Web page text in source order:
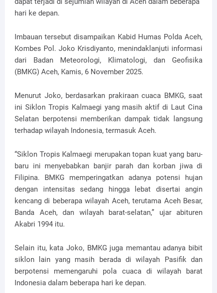
hari ke depan.
Imbauan tersebut disampaikan Kabid Humas Polda Aceh,
Kombes Pol. Joko Krisdiyanto, menindaklanjuti informasi
dari Badan Meteorologi, Klimatologi, dan Geofisika
(BMKG) Aceh, Kamis, 6 November 2025.
Menurut Joko, berdasarkan prakiraan cuaca BMKG, saat
ini Siklon Tropis Kalmaegi yang masih aktif di Laut Cina
Selatan berpotensi memberikan dampak tidak langsung
terhadap wilayah Indonesia, termasuk Aceh.
“Siklon Tropis Kalmaegi merupakan topan kuat yang baru-
baru ini menyebabkan banjir parah dan korban jiwa di
Filipina. BMKG memperingatkan adanya potensi hujan
dengan intensitas sedang hingga lebat disertai angin
kencang di beberapa wilayah Aceh, terutama Aceh Besar,
Banda Aceh, dan wilayah barat-selatan,” ujar abituren
Akabri 1994 itu.
Selain itu, kata Joko, BMKG juga memantau adanya bibit
siklon lain yang masih berada di wilayah Pasifik dan
berpotensi memengaruhi pola cuaca di wilayah barat
Indonesia dalam beberapa hari ke depan.